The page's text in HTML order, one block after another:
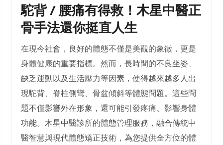
駝背 / 腰痛有得救！木星中醫正
骨手法還你挺直人生
在現今社會，良好的體態不僅是美觀的象徵，更是
身體健康的重要指標。然而，長時間的不良坐姿、
缺乏運動以及生活壓力等因素，使得越來越多人出
現駝背、脊柱側彎、骨盆傾斜等體態問題。這些問
題不僅影響外在形象，還可能引發疼痛、影響身體
功能。木星中醫診所的體態管理服務，融合傳統中
醫智慧與現代體態矯正技術，為您提供全方位的體